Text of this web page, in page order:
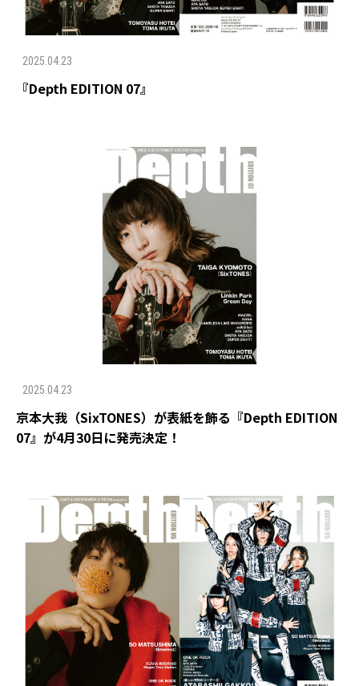
2025.04.23
『Depth EDITION 07』
2025.04.23
京本大我（SixTONES）が表紙を飾る『Depth EDITION
07』が4月30日に発売決定！